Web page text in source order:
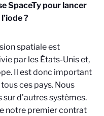
SpaceTy pour lancer
?
spatiale est
par les États-Unis et,
Il est donc important
ces pays. Nous
d’autres systèmes.
notre premier contrat